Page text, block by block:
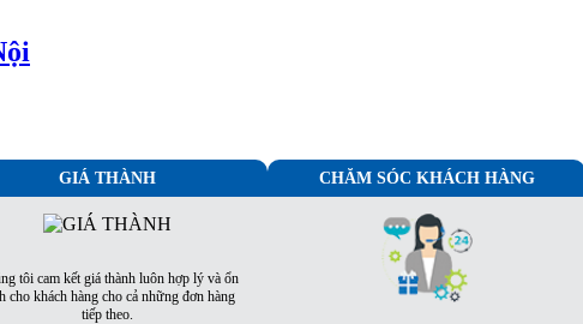
GIÁ THÀNH
tôi cam kết giá thành luôn hợp lý và ổn
cho khách hàng cho cả những đơn hàng
tiếp theo.
CHĂM SÓC KHÁCH HÀNG